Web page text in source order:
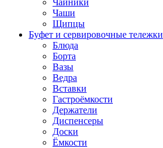
Чайники
Чаши
Щипцы
Буфет и сервировочные тележки
Блюда
Борта
Вазы
Ведра
Вставки
Гастроёмкости
Держатели
Диспенсеры
Доски
Ёмкости